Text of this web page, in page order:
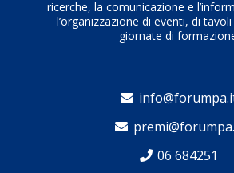
ricerche, la comunicazione e
l’organizzazione di eventi, di
giornate di
06 684251